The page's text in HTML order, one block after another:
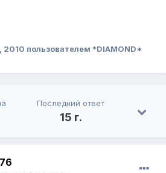
2010 пользователем *DIAMOND*
Последний ответ
15 г.